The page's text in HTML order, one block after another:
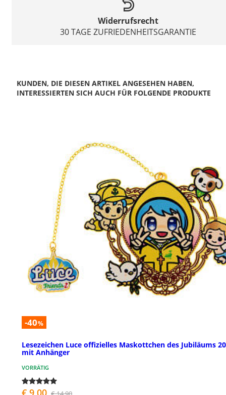
Widerrufsrecht
30 TAGE ZUFRIEDENHEITSGARANTIE
KUNDEN, DIE DIESEN ARTIKEL ANGESEHEN HABEN,
INTERESSIERTEN SICH AUCH FÜR FOLGENDE PRODUKTE
-40%
Lesezeichen Luce offizielles Maskottchen des Jubiläums
mit Anhänger
VORRÄTIG
€ 9,00